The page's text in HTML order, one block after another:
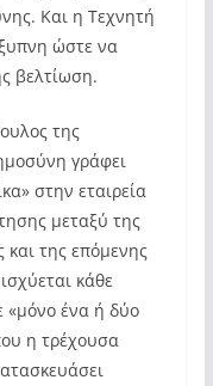
Και η Τεχνητή
ώστε να
βελτίωση.
της
γράφει
στην εταιρεία
μεταξύ της
της επόμενης
κάθε
«μόνο ένα ή δύο
η τρέχουσα